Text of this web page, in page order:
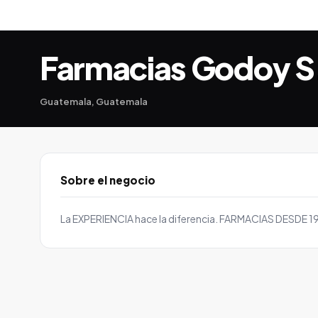
Farmacias Godoy
Guatemala, Guatemala
Sobre el negocio
La EXPERIENCIA hace la diferencia. FARMACIAS DESDE